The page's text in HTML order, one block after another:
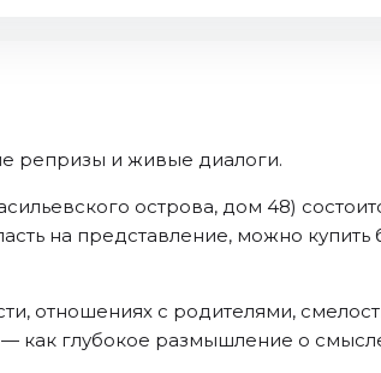
репризы и живые диалоги.
острова, дом 48)
на представление, можно купить
отношениях с родителями,
— как глубокое размышление о